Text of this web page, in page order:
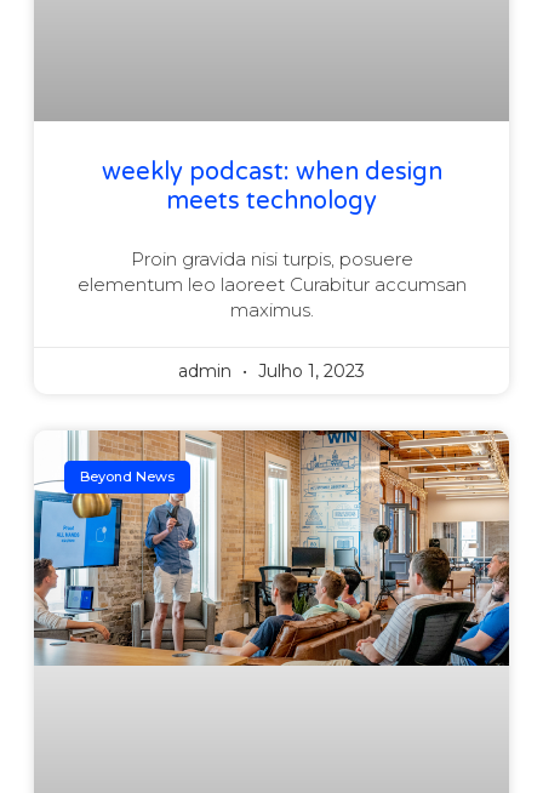
weekly podcast: when design
meets technology
Proin gravida nisi turpis, posuere
elementum leo laoreet Curabitur accumsan
maximus.
admin Julho 1, 2023
Beyond News